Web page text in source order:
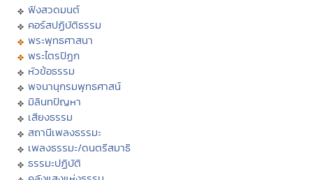
ฟังสวดมนต์
คอร์สปฏิบัติธรรม
พระพุทธศาสนา
พระไตรปิฏก
หัวข้อธรรม
พจนานุกรมพุทธศาสน์
มิลินทปัญหา
เสียงธรรม
สถานีเพลงธรรมะ
เพลงธรรมะ/ดนตรีสมาธิ
ธรรมะปฏิบัติ